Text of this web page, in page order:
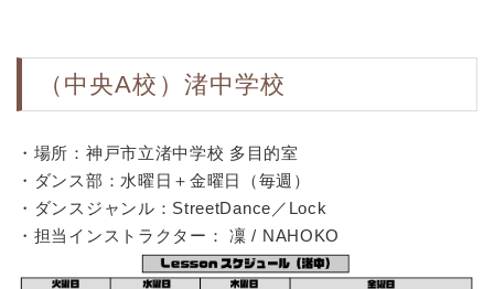
（中央A校）渚中学校
・場所：神戸市立渚中学校 多目的室
・ダンス部：水曜日＋金曜日（毎週）
・ダンスジャンル：StreetDance／Lock
・担当インストラクター： 凜 / NAHOKO